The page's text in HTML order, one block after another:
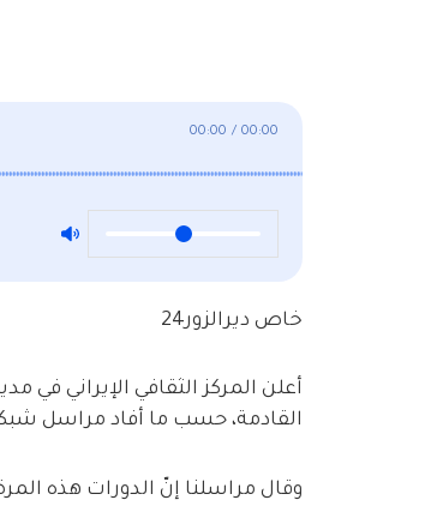
00:00 / 00:00
خاص ديرالزور24
أعلن المركز الثقافي الإيراني في
القادمة، حسب ما أفاد مراسل شبكة
وقال مراسلنا إنّ الدورات هذه